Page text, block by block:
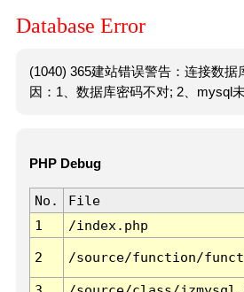
Database Error
(1040) 365建站错误警告：连接数据
因：1、数据库密码不对; 2、mysql未
PHP Debug
No. File
1
/index.php
2 /source/function/